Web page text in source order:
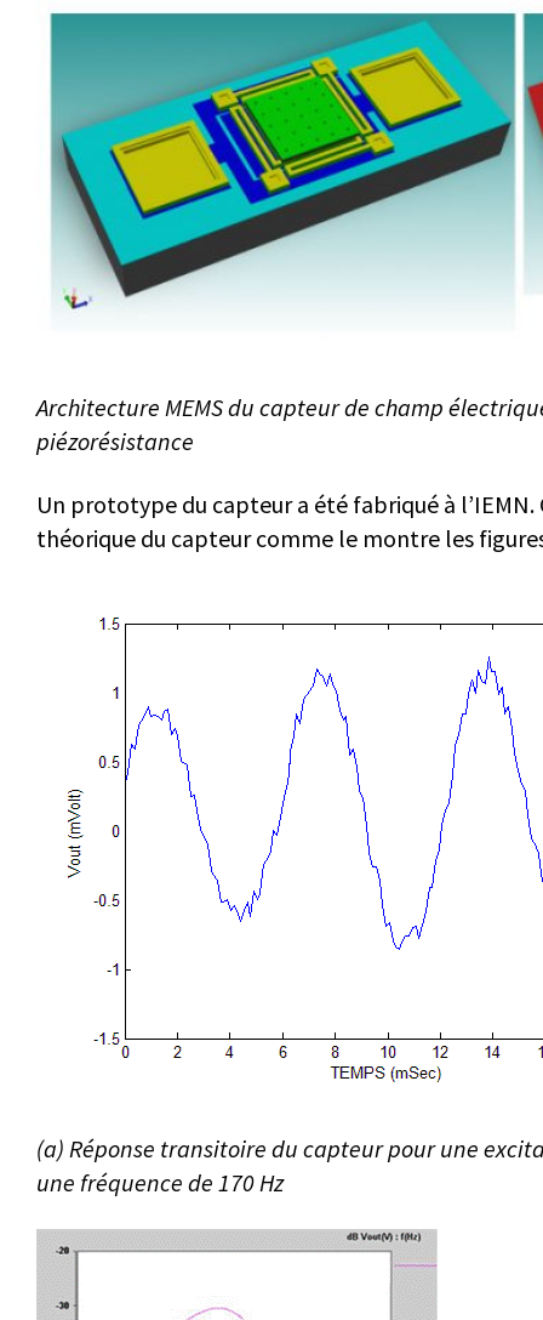
Architecture MEMS du capteur de champ
piézorésistance
Un prototype du capteur a été fabriqué à
théorique du capteur comme le montre les
(a) Réponse transitoire du capteur pour une
une fréquence de 170 Hz